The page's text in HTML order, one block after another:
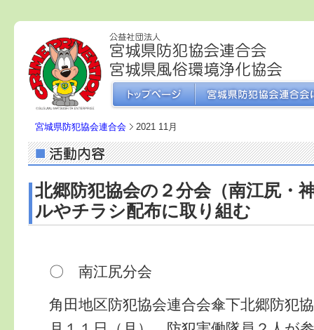
宮城県防犯協会連合会 2021 11月
北郷防犯協会の２分会（南江尻・
ルやチラシ配布に取り組む
〇 南江尻分会
角田地区防犯協会連合会傘下北郷防犯